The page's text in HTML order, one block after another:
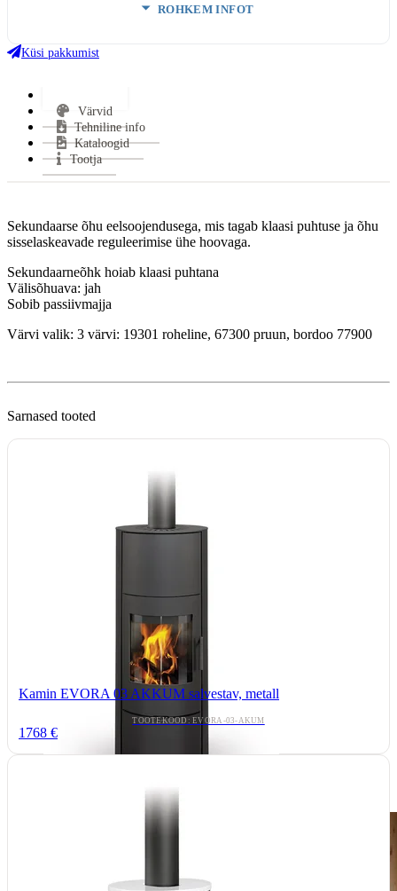
ROHKEM INFOT
Kasutegur:
Suitsutoru ühendus:
Suitsutoru ühenduse kõrgus:
Klaasi kuju:
Uks avaneb:
Materjal:
Energiaklass:
Küsi pakkumist
Värvid
Tehniline info
Kataloogid
Tootja
Sekundaarse õhu eelsoojendusega, mis tagab klaasi puhtuse ja õhu
sisselaskeavade reguleerimise ühe hoovaga.
Sekundaarneõhk hoiab klaasi puhtana
Välisõhuava: jah
Sobib passiivmajja
Värvi valik: 3 värvi: 19301 roheline, 67300 pruun, bordoo 77900
Sarnased tooted
Kamin EVORA 03 AKKUM salvestav, metall
TOOTEKOOD: EVORA-03-AKUM
1768 €